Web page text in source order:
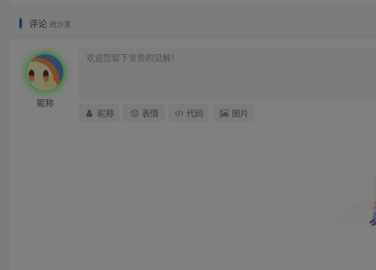
评论 抢沙发
昵称
昵称
表情 代码 图片